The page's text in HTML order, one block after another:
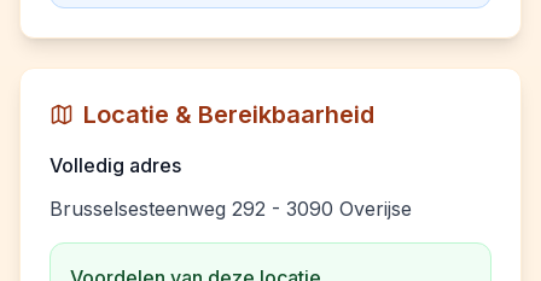
Locatie & Bereikbaarheid
Volledig adres
Brusselsesteenweg 292 - 3090 Overijse